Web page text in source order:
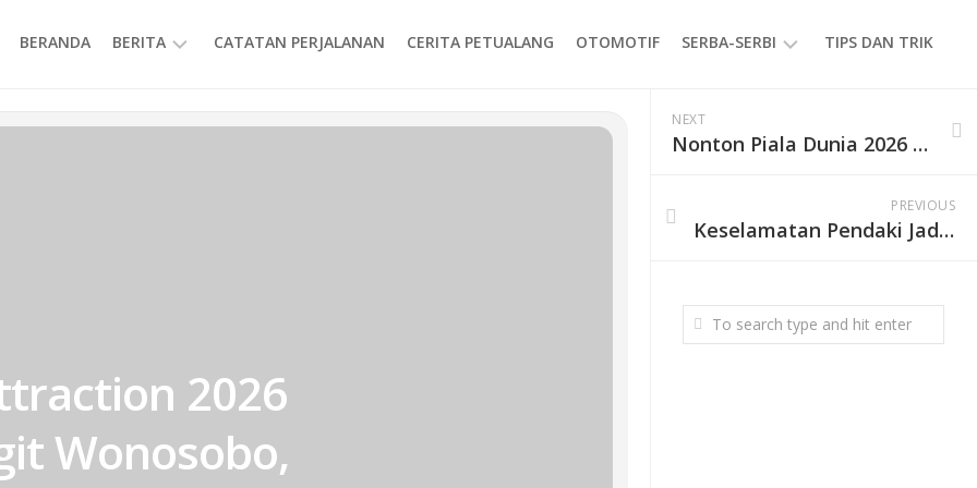
BERANDA BERITA CATATAN PERJALANAN CERITA PETUALANG OTOMOTIF SERBA-SERBI
EVENT
GAYA
TIPS DAN TRIK
2026
Wonosobo,
NEXT
Nonton Piala Dunia 2026 Gratis? MyRepublic Air Beri Akses FolaPlay untuk Pelanggan Baru
PREVIOUS
Keselamatan Pendaki Jadi Prioritas, TN Gunung Rinjani Perbaiki Jalur Sembalun hingga Torean